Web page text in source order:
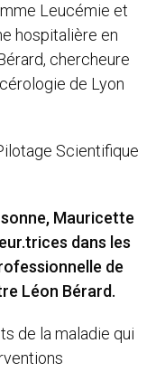
Leucémie et
hospitalière en
chercheure
de Lyon
Scientifique
Mauricette
dans les
de
Léon Bérard.
de la maladie qui